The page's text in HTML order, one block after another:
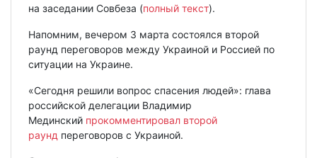
на заседании Совбеза (полный текст).
Напомним, вечером 3 марта состоялся второй
раунд переговоров между Украиной и Россией по
ситуации на Украине.
«Сегодня решили вопрос спасения людей»: глава
российской делегации Владимир
Мединский прокомментировал второй
раунд переговоров с Украиной.